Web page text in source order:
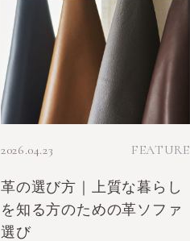
2026.04.23 FEATURE
革の選び方｜上質な暮らし
を知る方のための革ソファ
選び